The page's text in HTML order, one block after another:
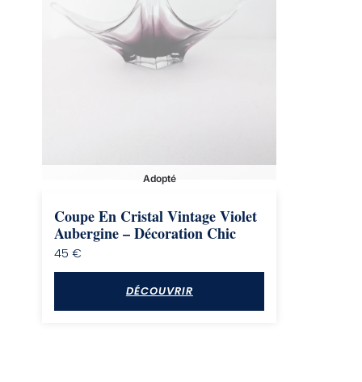
Adopté
Coupe En Cristal Vintage Violet
Aubergine – Décoration Chic
45€
DÉCOUVRIR